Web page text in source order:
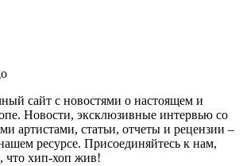
сайт с новостями о настоящем и
Новости, эксклюзивные интервью со
артистами, статьи, отчеты и рецензии –
ресурсе. Присоединяйтесь к нам,
что хип-хоп жив!